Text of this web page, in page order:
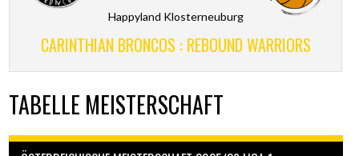
Happyland Klosterneuburg
CARINTHIAN BRONCOS : REBOUND WARRIORS
TABELLE MEISTERSCHAFT